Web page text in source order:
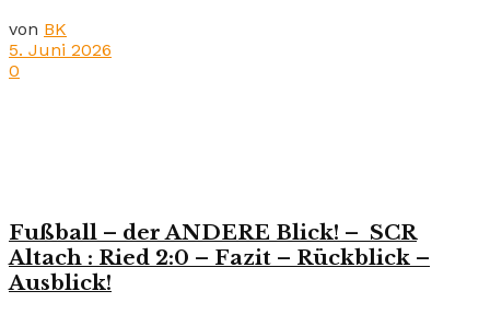
von BK
5. Juni 2026
0
Fußball – der ANDERE Blick! – SCR
Altach : Ried 2:0 – Fazit – Rückblick –
Ausblick!